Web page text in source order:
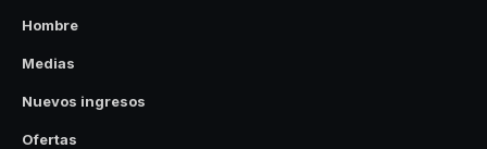
Hombre
Medias
Nuevos ingresos
Ofertas